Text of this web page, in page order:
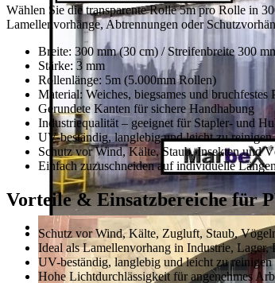
Wählen Sie die transparente Rolle 5m pro Rolle in
Lamellenvorhänge, Abtrennungen oder
Breite: 300 mm (30 cm) / Streifenbreite 300
Stärke: 3 mm
Rollenlänge: 5m (5.000mm Rollen)
Material: Weiches, biegsames und bruchfestes
Gerundete Kanten für sichere Handhabung
Industriequalität – geeignet für Stapler- und
UV-beständig, langlebig und leicht zu reinigen
Schutz vor Wind, Kälte, Staub, Insekten und
Einfach zuzuschneiden auf individuelle
Vorteile & Einsatzbereiche für
Schutz vor Wind, Kälte, Zugluft, Staub,
Ideal als Lamellenvorhang in Industrie, Lager,
UV-beständig, langlebig und leicht zu reinigen
Hohe Lichtdurchlässigkeit für angenehmes